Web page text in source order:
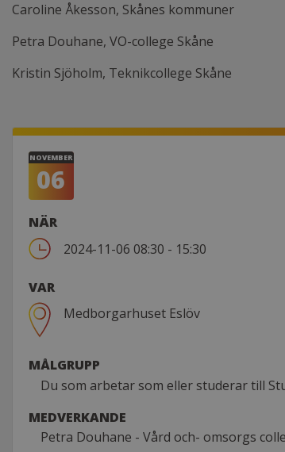
Caroline Åkesson, Skånes kommuner
Petra Douhane, VO-college Skåne
Kristin Sjöholm, Teknikcollege Skåne
NOVEMBER
06
NÄR
2024-11-06 08:30 - 15:30
VAR
Medborgarhuset Eslöv
MÅLGRUPP
Du som arbetar som eller studerar till
MEDVERKANDE
Petra Douhane - Vård och- omsorgs